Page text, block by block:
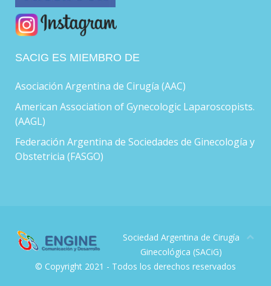
SACIG ES MIEMBRO DE
Asociación Argentina de Cirugía (AAC)
American Association of Gynecologic Laparoscopists.
(AAGL)
Federación Argentina de Sociedades de Ginecología y
Obstetricia (FASGO)
Sociedad Argentina de Cirugía
Ginecológica (SACiG)
© Copyright 2021 - Todos los derechos reservados